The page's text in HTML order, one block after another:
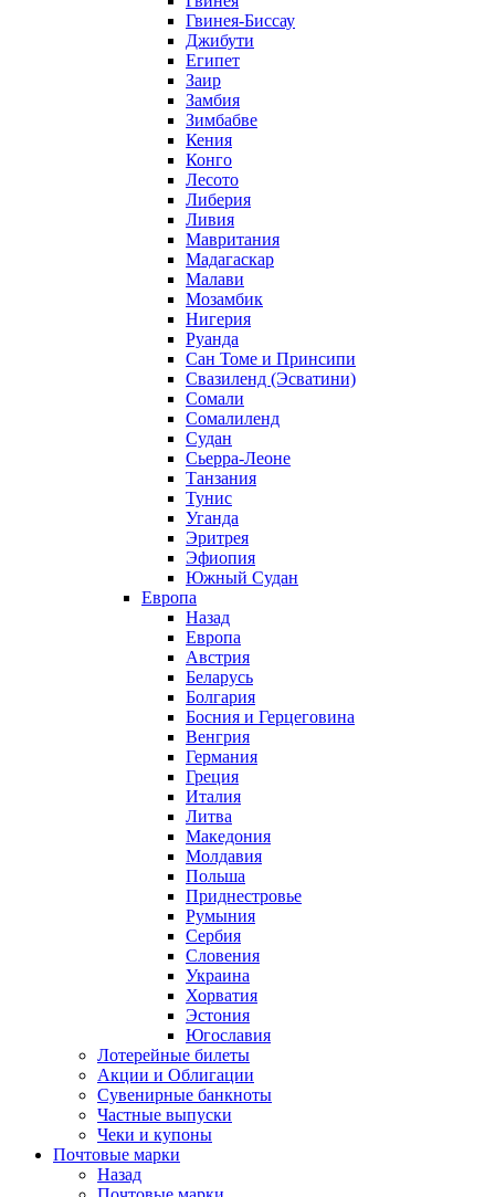
Гвинея-Биссау
Джибути
Египет
Заир
Замбия
Зимбабве
Кения
Конго
Лесото
Либерия
Ливия
Мавритания
Мадагаскар
Малави
Мозамбик
Нигерия
Руанда
Сан Томе и Принсипи
Свазиленд (Эсватини)
Сомали
Сомалиленд
Судан
Сьерра-Леоне
Танзания
Тунис
Уганда
Эритрея
Эфиопия
Южный Судан
Европа
Назад
Европа
Австрия
Беларусь
Болгария
Босния и Герцеговина
Венгрия
Германия
Греция
Италия
Литва
Македония
Молдавия
Польша
Приднестровье
Румыния
Сербия
Словения
Украина
Хорватия
Эстония
Югославия
Лотерейные билеты
Акции и Облигации
Сувенирные банкноты
Частные выпуски
Чеки и купоны
Почтовые марки
Назад